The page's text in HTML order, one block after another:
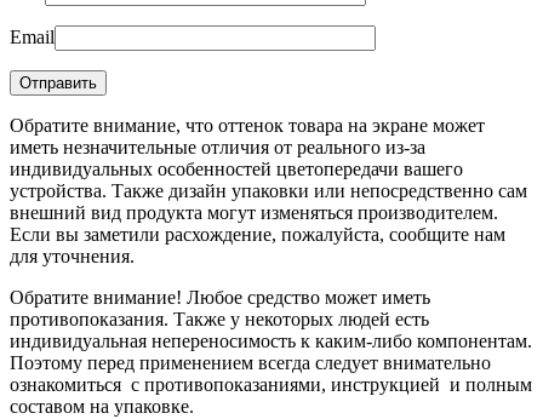
Email
Обратите внимание, что оттенок товара на экране может
иметь незначительные отличия от реального из-за
индивидуальных особенностей цветопередачи вашего
устройства. Также дизайн упаковки или непосредственно сам
внешний вид продукта могут изменяться производителем.
Если вы заметили расхождение, пожалуйста, сообщите нам
для уточнения.
Обратите внимание! Любое средство может иметь
противопоказания. Также у некоторых людей есть
индивидуальная непереносимость к каким-либо компонентам.
Поэтому перед применением всегда следует внимательно
ознакомиться с противопоказаниями, инструкцией и полным
составом на упаковке.